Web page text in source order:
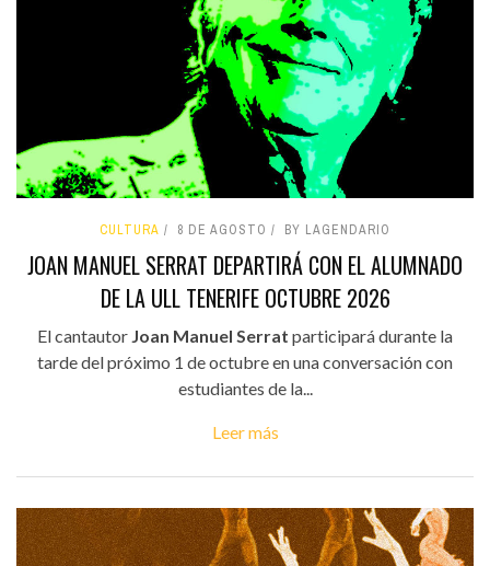
CULTURA 8 DE AGOSTO BY LAGENDARIO
JOAN MANUEL SERRAT DEPARTIRÁ CON EL ALUMNADO
DE LA ULL TENERIFE OCTUBRE 2026
El cantautor Joan Manuel Serrat participará durante la
tarde del próximo 1 de octubre en una conversación con
estudiantes de la...
Leer más